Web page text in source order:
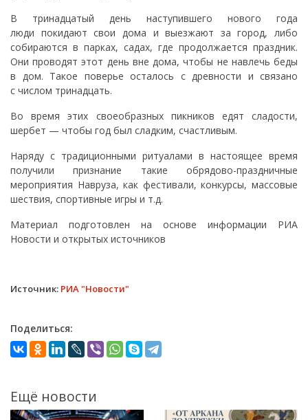
В тринадцатый день наступившего нового года
люди покидают свои дома и выезжают за город, либо
собираются в парках, садах, где продолжается праздник.
Они проводят этот день вне дома, чтобы не навлечь беды
в дом. Такое поверье осталось с древности и связано
с числом тринадцать.
Во время этих своеобразных пикников едят сладости,
шербет — чтобы год был сладким, счастливым.
Наряду с традиционными ритуалами в настоящее время
получили признание такие обрядово-праздничные
мероприятия Навруза, как фестивали, конкурсы, массовые
шествия, спортивные игры и т.д.
Материал подготовлен на основе информации РИА
Новости и открытых источников
Источник: РИА "Новости"
Поделиться:
Ещё новости